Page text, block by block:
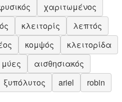
χαριτωμένος
κλειτορίς
λεπτός
κομψός
κλειτορίδα
μύες
αισθησιακός
ξυπόλυτος ariel robin